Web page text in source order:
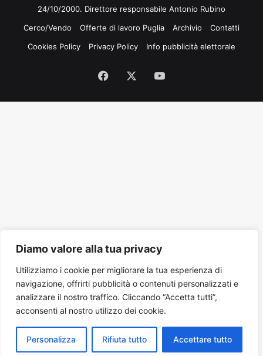
Diamo valore alla tua privacy
Utilizziamo i cookie per migliorare la tua esperienza di
navigazione, offrirti pubblicità o contenuti personalizzati e
analizzare il nostro traffico. Cliccando “Accetta tutti”,
acconsenti al nostro utilizzo dei cookie.
Personalizza Rifiuta tutto Accettare tutto
24/10/2000. Direttore responsabile Antonio Rubino
Cerco/Vendo
Offerte di lavoro Puglia Archivio
Contatti
Cookies Policy
Privacy Policy Info pubblicità elettorale
Facebook
Tube